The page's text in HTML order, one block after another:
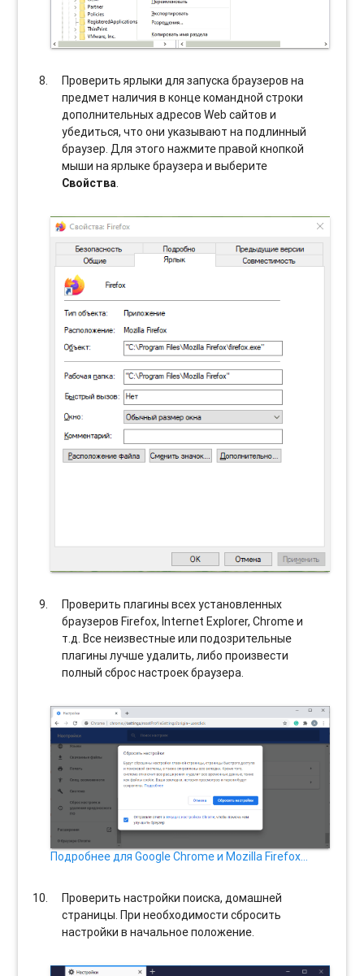
Проверить ярлыки для запуска браузеров на
предмет наличия в конце командной строки
дополнительных адресов Web сайтов и
убедиться, что они указывают на подлинный
браузер. Для этого нажмите правой кнопкой
мыши на ярлыке браузера и выберите
Свойства.
Проверить плагины всех установленных
браузеров Firefox, Internet Explorer, Chrome и
т.д. Все неизвестные или подозрительные
плагины лучше удалить, либо произвести
полный сброс настроек браузера.
Подробнее для Google Chrome и Mozilla Firefox…
Проверить настройки поиска, домашней
страницы. При необходимости сбросить
настройки в начальное положение.